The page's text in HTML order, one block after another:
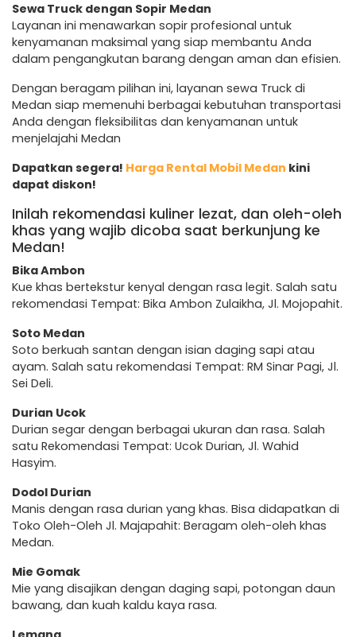
Sewa Truck dengan Sopir Medan
Layanan ini menawarkan sopir profesional untuk
kenyamanan maksimal yang siap membantu Anda
dalam pengangkutan barang dengan aman dan efisien.
Dengan beragam pilihan ini, layanan sewa Truck di
Medan siap memenuhi berbagai kebutuhan transportasi
Anda dengan fleksibilitas dan kenyamanan untuk
menjelajahi Medan
Dapatkan segera! Harga Rental Mobil Medan kini
dapat diskon!
Inilah rekomendasi kuliner lezat, dan oleh-oleh
khas yang wajib dicoba saat berkunjung ke
Medan!
Bika Ambon
Kue khas bertekstur kenyal dengan rasa legit. Salah satu
rekomendasi Tempat: Bika Ambon Zulaikha, Jl. Mojopahit.
Soto Medan
Soto berkuah santan dengan isian daging sapi atau
ayam. Salah satu rekomendasi Tempat: RM Sinar Pagi, Jl.
Sei Deli.
Durian Ucok
Durian segar dengan berbagai ukuran dan rasa. Salah
satu Rekomendasi Tempat: Ucok Durian, Jl. Wahid
Hasyim.
Dodol Durian
Manis dengan rasa durian yang khas. Bisa didapatkan di
Toko Oleh-Oleh Jl. Majapahit: Beragam oleh-oleh khas
Medan.
Mie Gomak
Mie yang disajikan dengan daging sapi, potongan daun
bawang, dan kuah kaldu kaya rasa.